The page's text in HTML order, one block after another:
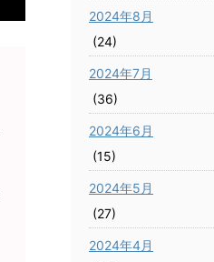
2024年8月
(24)
2024年7月
(36)
2024年6月
(15)
2024年5月
(27)
2024年4月